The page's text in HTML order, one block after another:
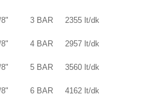
3 BAR
2355 lt/dk
4 BAR
2957 lt/dk
5 BAR
3560 lt/dk
6 BAR
4162 lt/dk